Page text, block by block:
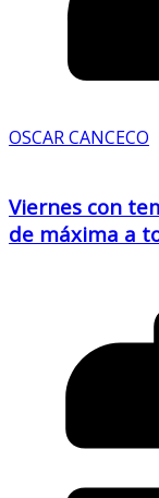
OSCAR CANCECO
Viernes con
de máxima a